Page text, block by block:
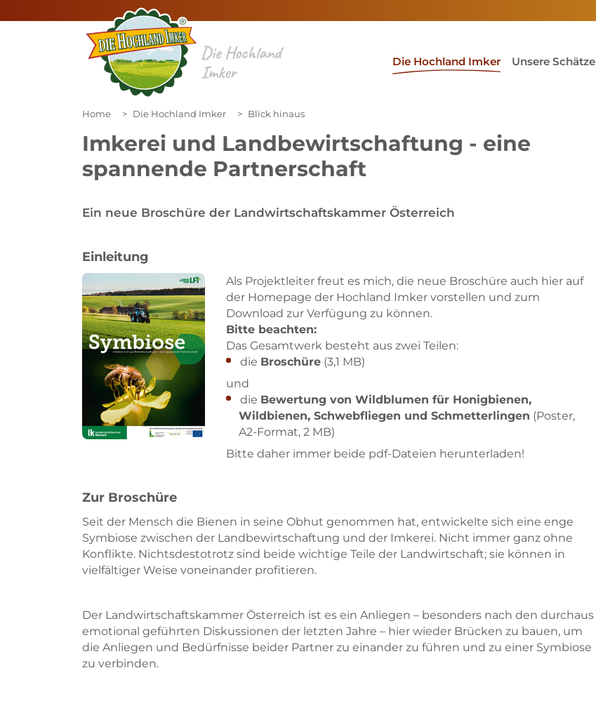
Die Hochland
Imker
Die Hochland Imker(current)1
Unsere Schätze
Home Die Hochland Imker Blick hinaus
Imkerei und Landbewirtschaftung - eine
spannende Partnerschaft
Ein neue Broschüre der Landwirtschaftskammer Österreich
Einleitung
Als Projektleiter freut es mich, die neue Broschüre auch hier auf
der Homepage der Hochland Imker vorstellen und zum
Download zur Verfügung zu können.
Bitte beachten:
Das Gesamtwerk besteht aus zwei Teilen:
die Broschüre(3,1 MB)
und
die Bewertung von Wildblumen für Honigbienen,
Wildbienen, Schwebfliegen und Schmetterlingen (Poster,
A2-Format, 2 MB)
Bitte daher immer beide pdf-Dateien herunterladen!
Zur Broschüre
Seit der Mensch die Bienen in seine Obhut genommen hat, entwickelte sich eine enge
Symbiose zwischen der Landbewirtschaftung und der Imkerei. Nicht immer ganz ohne
Konflikte. Nichtsdestotrotz sind beide wichtige Teile der Landwirtschaft; sie können in
vielfältiger Weise voneinander profitieren.
Der Landwirtschaftskammer Österreich ist es ein Anliegen – besonders nach den durchaus
emotional geführten Diskussionen der letzten Jahre – hier wieder Brücken zu bauen, um
die Anliegen und Bedürfnisse beider Partner zu einander zu führen und zu einer Symbiose
zu verbinden.